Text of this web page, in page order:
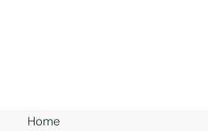
Home